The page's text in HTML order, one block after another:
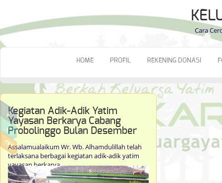
Cara
HOME PROFIL REKENING DONASI
Kegiatan Adik-Adik Yatim
Yayasan Berkarya Cabang
Probolinggo Bulan Desember
Assalamualaikum Wr. Wb. Alhamdulillah telah
terlaksana berbagai kegiatan adik-adik yatim
yayasan berkarya...